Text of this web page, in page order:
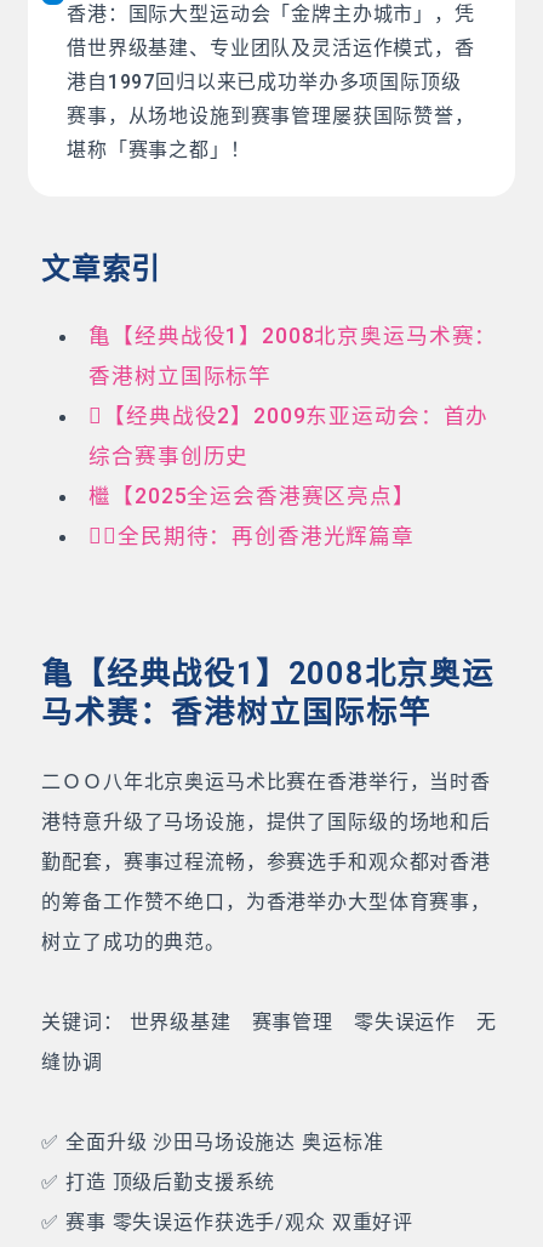
香港：国际大型运动会「金牌主办城市」，凭
借世界级基建、专业团队及灵活运作模式，香
港自1997回归以来已成功举办多项国际顶级
赛事，从场地设施到赛事管理屡获国际赞誉，
堪称「赛事之都」！
文章索引
亀【经典战役1】2008北京奥运马术赛：
香港树立国际标竿
【经典战役2】2009东亚运动会：首办
综合赛事创历史
檵【2025全运会香港赛区亮点】
全民期待：再创香港光辉篇章
亀【经典战役1】2008北京奥运
马术赛：香港树立国际标竿
二ＯＯ八年北京奥运马术比赛在香港举行，当时香
港特意升级了马场设施，提供了国际级的场地和后
勤配套，赛事过程流畅，参赛选手和观众都对香港
的筹备工作赞不绝口，为香港举办大型体育赛事，
树立了成功的典范。
关键词： 世界级基建 赛事管理 零失误运作 无
缝协调
✅ 全面升级 沙田马场设施达 奥运标准
✅ 打造 顶级后勤支援系统
✅ 赛事 零失误运作获选手/观众 双重好评